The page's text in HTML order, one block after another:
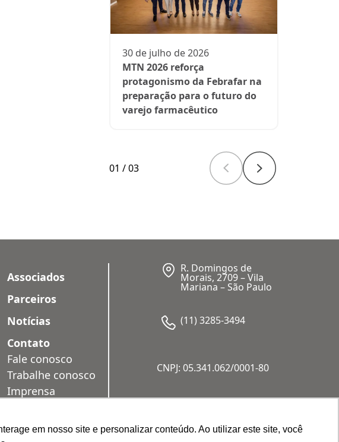
em nosso site e personalizar conteúdo. Ao utilizar este site, você
30 de julho de 2026
MTN 2026 reforça
protagonismo da Febrafar na
preparação para o futuro do
varejo farmacêutico
01 /03
Associados
Parceiros
Notícias
Contato
Fale conosco
Trabalhe conosco
Imprensa
R. Domingos de
Morais, 2709 – Vila
Mariana – São Paulo
(11) 3285-3494
CNPJ: 05.341.062/0001-80